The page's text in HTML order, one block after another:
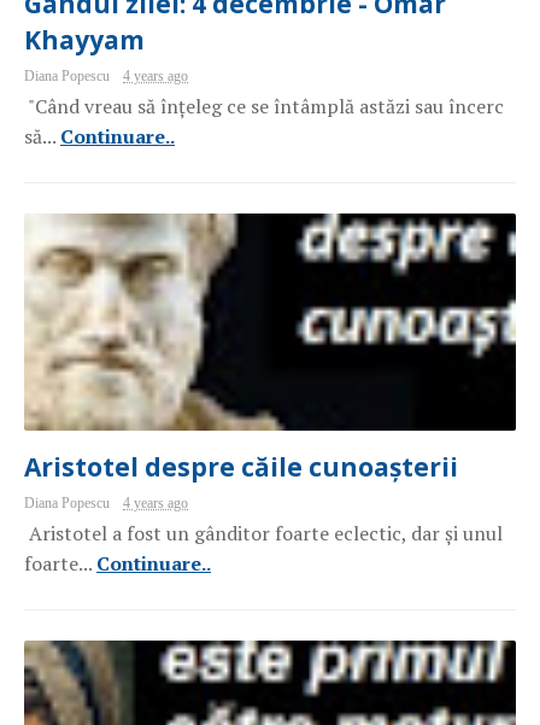
Khayyam
Diana Popescu 4 years ago
"Când vreau să înțeleg ce se întâmplă astăzi sau încerc
să... Continuare..
Aristotel despre căile cunoașterii
Diana Popescu 4 years ago
Aristotel a fost un gânditor foarte eclectic, dar și unul
foarte... Continuare..